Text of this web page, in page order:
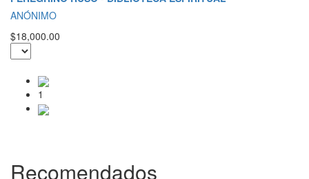
ANÓNIMO
$18,000.00
1
Recomendados